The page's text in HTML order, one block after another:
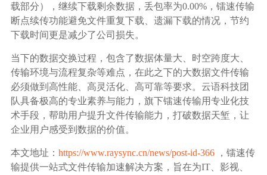
载部分），继续下载剩余数据，丢包率为0.00%，镭速传输
断点续传功能避免文件重复下载、遗漏下载的情况，节约
下载时间更是减少了公司损失。
当下的数据交换过程，包含了数据体量大、时空跨度大、
传输环境与流程复杂等难点，在此之下的大数据文件传输
必须做到高性能、高灵活化、高可靠等要求。云语科技团
队具备极高的专业素养与能力，旗下镭速传输用专业化技
术手段，帮助用户提升文件传输能力，打破数据天堑，让
企业用户感受到数据的价值。
本文地址： https://www.raysync.cn/news/post-id-366，镭速传
输提供一站式文件传输加速解决方案，旨在为IT、影视、